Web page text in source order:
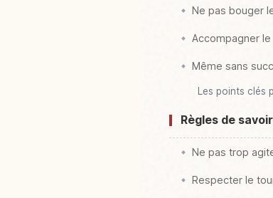
Ne pas bouger
Accompagner
Même sans
Les points clés
Règles de
Ne pas trop
Respecter le